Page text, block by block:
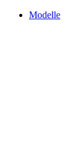
Modelle